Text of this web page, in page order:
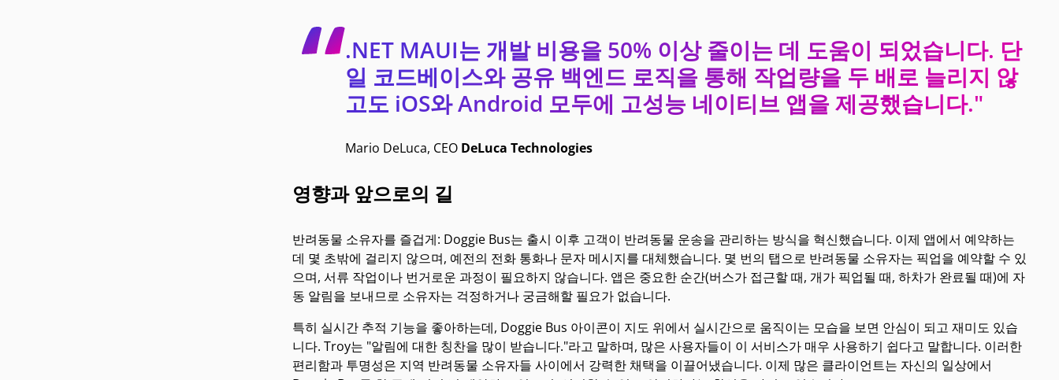
.NET MAUI는 개발 비용을 50% 이상 줄이는 데 도움이 되었습니다. 단
일 코드베이스와 공유 백엔드 로직을 통해 작업량을 두 배로 늘리지 않
고도 iOS와 Android 모두에 고성능 네이티브 앱을 제공했습니다."
Mario DeLuca, CEO DeLuca Technologies
영향과 앞으로의 길
반려동물 소유자를 즐겁게: Doggie Bus는 출시 이후 고객이 반려동물 운송을 관리하는 방식을 혁신했습니다. 이제 앱에서 예약하는
데 몇 초밖에 걸리지 않으며, 예전의 전화 통화나 문자 메시지를 대체했습니다. 몇 번의 탭으로 반려동물 소유자는 픽업을 예약할 수 있
으며, 서류 작업이나 번거로운 과정이 필요하지 않습니다. 앱은 중요한 순간(버스가 접근할 때, 개가 픽업될 때, 하차가 완료될 때)에 자
동 알림을 보내므로 소유자는 걱정하거나 궁금해할 필요가 없습니다.
특히 실시간 추적 기능을 좋아하는데, Doggie Bus 아이콘이 지도 위에서 실시간으로 움직이는 모습을 보면 안심이 되고 재미도 있습
니다. Troy는 "알림에 대한 칭찬을 많이 받습니다."라고 말하며, 많은 사용자들이 이 서비스가 매우 사용하기 쉽다고 말합니다. 이러한
편리함과 투명성은 지역 반려동물 소유자들 사이에서 강력한 채택을 이끌어냈습니다. 이제 많은 클라이언트는 자신의 일상에서